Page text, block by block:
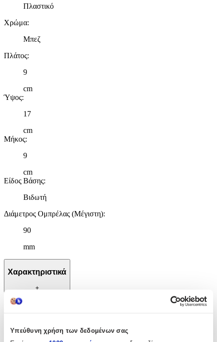
Υπεύθυνη χρήση των δεδομένων σας
Πλαστικό
Χρώμα:
Μπεζ
Πλάτος:
9
cm
Ύψος:
17
cm
Μήκος:
9
cm
Είδος Βάσης:
Βιδωτή
Διάμετρος Ομπρέλας (Μέγιστη):
90
mm
Χαρακτηριστικά
+
Χαρακτηριστικά
Είδος: